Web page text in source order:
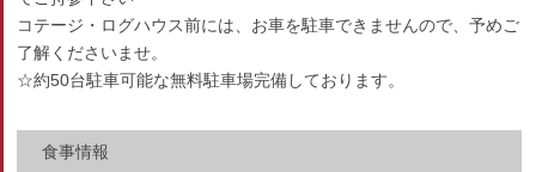
コテージ・ログハウス前には、お車を駐車できませんので、予めご
了解くださいませ。
☆約50台駐車可能な無料駐車場完備しております。
食事情報